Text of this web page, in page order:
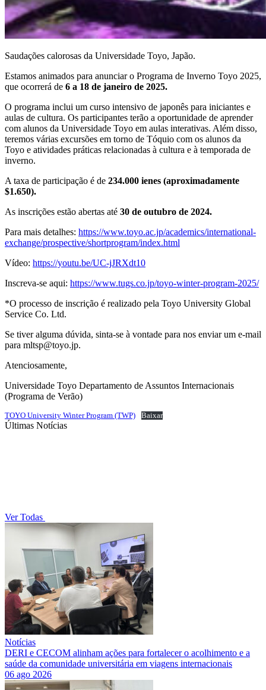
Saudações calorosas da Universidade Toyo, Japão.
Estamos animados para anunciar o Programa de Inverno Toyo 2025,
que ocorrerá de 6 a 18 de janeiro de 2025.
O programa inclui um curso intensivo de japonês para iniciantes e
aulas de cultura. Os participantes terão a oportunidade de aprender
com alunos da Universidade Toyo em aulas interativas. Além disso,
teremos várias excursões em torno de Tóquio com os alunos da
Toyo e atividades práticas relacionadas à cultura e à temporada de
inverno.
A taxa de participação é de 234.000 ienes (aproximadamente
$1.650).
As inscrições estão abertas até 30 de outubro de 2024.
Para mais detalhes: https://www.toyo.ac.jp/academics/international-
exchange/prospective/shortprogram/index.html
Vídeo: https://youtu.be/UC-jJRXdt10
Inscreva-se aqui: https://www.tugs.co.jp/toyo-winter-program-2025/
*O processo de inscrição é realizado pela Toyo University Global
Service Co. Ltd.
Se tiver alguma dúvida, sinta-se à vontade para nos enviar um e-mail
para mltsp@toyo.jp.
Atenciosamente,
Universidade Toyo Departamento de Assuntos Internacionais
(Programa de Verão)
TOYO University Winter Program (TWP) Baixar
Últimas Notícias
Ver Todas
Notícias
DERI e CECOM alinham ações para fortalecer o acolhimento e a
saúde da comunidade universitária em viagens internacionais
06 ago 2026